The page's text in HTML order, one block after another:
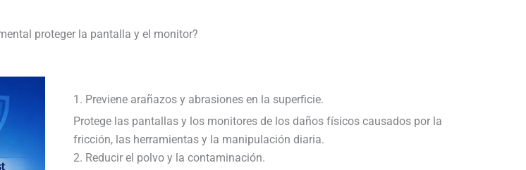
proteger la pantalla y el monitor?
1. Previene arañazos y abrasiones en la superficie.
Protege las pantallas y los monitores de los daños físicos causados ​​por la
fricción, las herramientas y la manipulación diaria.
2. Reducir el polvo y la contaminación.